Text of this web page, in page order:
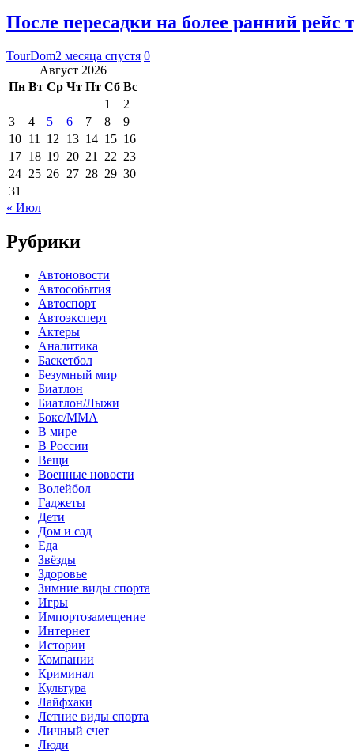
После пересадки на более ранний рейс
TourDom2 месяца спустя 0
Август 2026
Пн Вт Ср Чт Пт Сб Вс
1
2
3
4 5 6 7 8
9
10 11 12 13 14 15 16
17 18 19 20 21 22 23
24 25 26 27 28 29 30
31
« Июл
Рубрики
Автоновости
Автособытия
Автоспорт
Автоэксперт
Актеры
Аналитика
Баскетбол
Безумный мир
Биатлон
Биатлон/Лыжи
Бокс/MMA
В мире
В России
Вещи
Военные новости
Волейбол
Гаджеты
Дети
Дом и сад
Еда
Звёзды
Здоровье
Зимние виды спорта
Игры
Импортозамещение
Интернет
Истории
Компании
Криминал
Культура
Лайфхаки
Летние виды спорта
Личный счет
Люди